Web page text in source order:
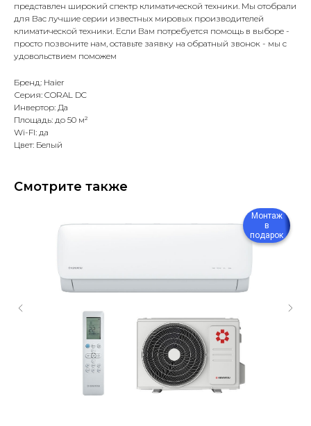
представлен широкий спектр климатической техники. Мы отобрали
для Вас лучшие серии известных мировых производителей
климатической техники. Если Вам потребуется помощь в выборе -
просто позвоните нам, оставьте заявку на обратный звонок - мы с
удовольствием поможем
Бренд: Haier
Серия: CORAL DC
Инвертор: Да
Площадь: до 50 м²
Wi-FI: да
Цвет: Белый
Смотрите также
Монтаж
в
подарок